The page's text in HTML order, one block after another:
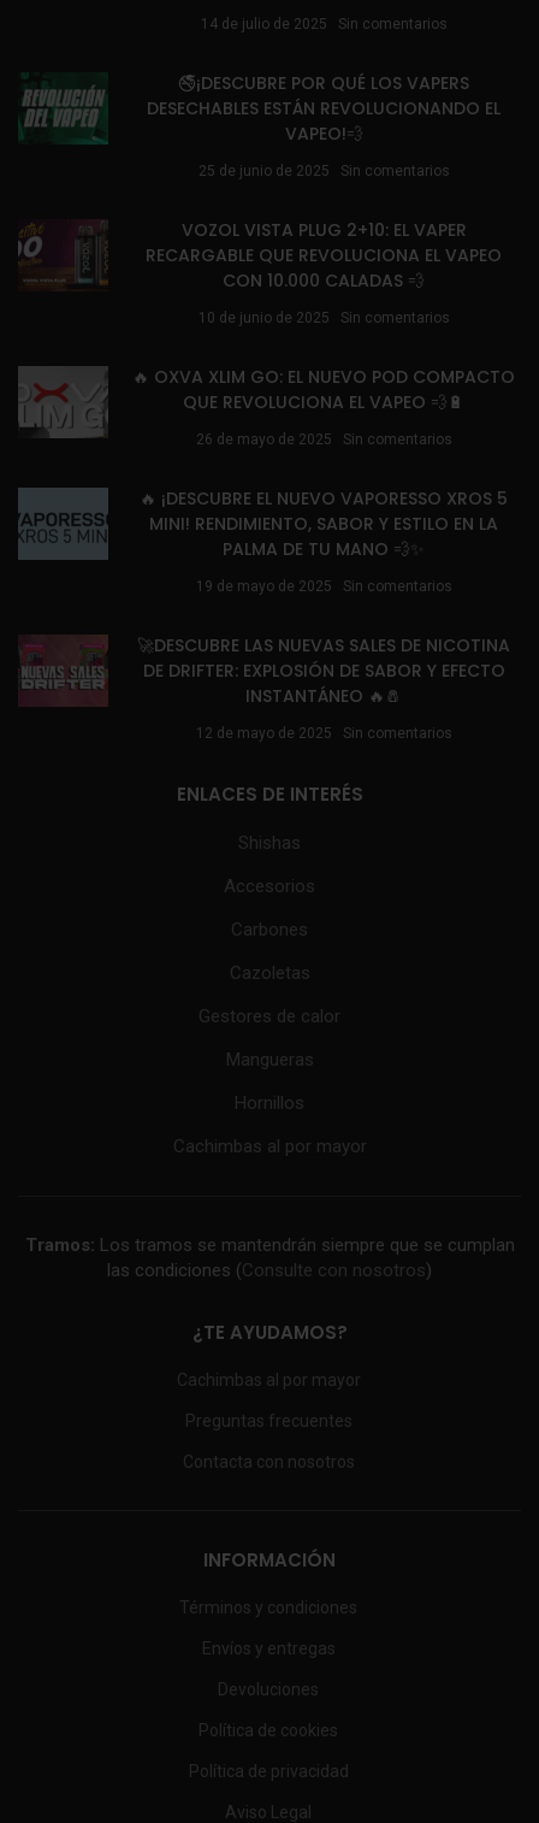
14 de julio de 2025 Sin comentarios
🚭¡DESCUBRE POR QUÉ LOS VAPERS
DESECHABLES ESTÁN REVOLUCIONANDO EL
VAPEO!💨
25 de junio de 2025 Sin comentarios
VOZOL VISTA PLUG 2+10: EL VAPER
RECARGABLE QUE REVOLUCIONA EL VAPEO
CON 10.000 CALADAS 💨
10 de junio de 2025 Sin comentarios
🔥 OXVA XLIM GO: EL NUEVO POD COMPACTO
QUE REVOLUCIONA EL VAPEO 💨🔋
26 de mayo de 2025 Sin comentarios
🔥 ¡DESCUBRE EL NUEVO VAPORESSO XROS 5
MINI! RENDIMIENTO, SABOR Y ESTILO EN LA
PALMA DE TU MANO 💨✨
19 de mayo de 2025 Sin comentarios
🚀DESCUBRE LAS NUEVAS SALES DE NICOTINA
DE DRIFTER: EXPLOSIÓN DE SABOR Y EFECTO
INSTANTÁNEO 🔥🧂
12 de mayo de 2025 Sin comentarios
ENLACES DE INTERÉS
Shishas
Accesorios
Carbones
Cazoletas
Gestores de calor
Mangueras
Hornillos
Cachimbas al por mayor
Tramos: Los tramos se mantendrán siempre que se cumplan
las condiciones (Consulte con nosotros)
¿TE AYUDAMOS?
Cachimbas al por mayor
Preguntas frecuentes
Contacta con nosotros
INFORMACIÓN
Términos y condiciones
Envíos y entregas
Devoluciones
Política de cookies
Política de privacidad
Aviso Legal